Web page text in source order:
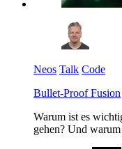
Neos Talk Code
Bullet-Proof Fusion
Warum ist es
gehen? Und